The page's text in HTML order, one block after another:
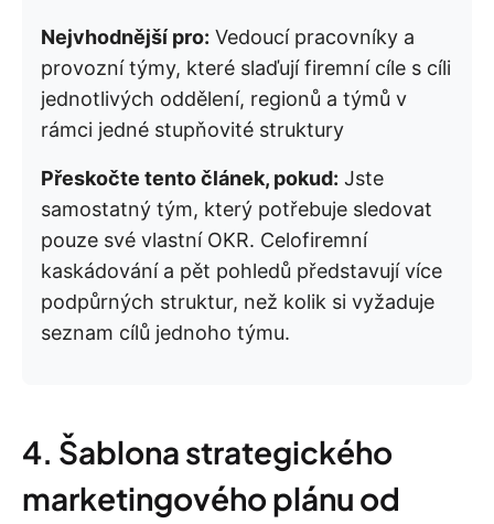
Nejvhodnější pro: Vedoucí pracovníky a
provozní týmy, které slaďují firemní cíle s cíli
jednotlivých oddělení, regionů a týmů v
rámci jedné stupňovité struktury
Přeskočte tento článek, pokud: Jste
samostatný tým, který potřebuje sledovat
pouze své vlastní OKR. Celofiremní
kaskádování a pět pohledů představují více
podpůrných struktur, než kolik si vyžaduje
seznam cílů jednoho týmu.
4. Šablona strategického
marketingového plánu od